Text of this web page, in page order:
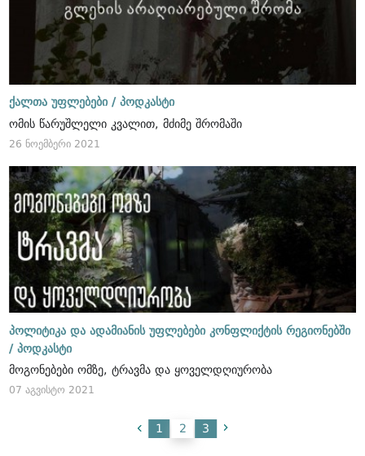
ქალთა უფლებები / პოდკასტი
ომის წარუშლელი კვალით, მძიმე შრომაში
26 ნოემბერი 2021
პოლიტიკა და ადამიანის უფლებები კონფლიქტის რეგიონებში
/ პოდკასტი
მოგონებები ომზე, ტრავმა და ყოველდღიურობა
07 აგვისტო 2021
1 2 3